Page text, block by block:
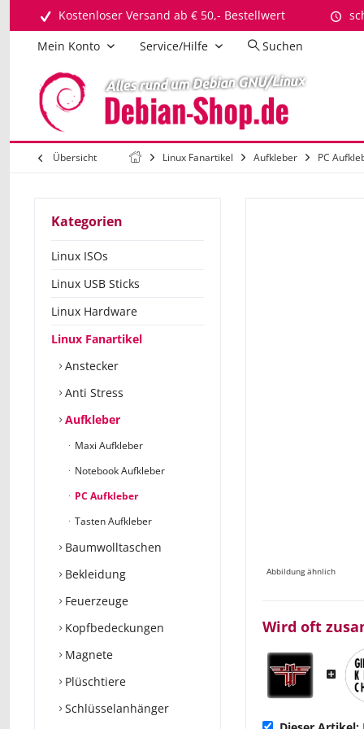
Kostenloser Versand ab € 50,- Bestellwert
Mein Konto
Service/Hilfe Suchen
Übersicht Linux Fanartikel Aufkleber PC
Kategorien
Linux ISOs
Linux USB Sticks
Linux Hardware
Linux Fanartikel
Anstecker
Anti Stress
Aufkleber
Maxi Aufkleber
Notebook Aufkleber
PC Aufkleber
Tasten Aufkleber
Baumwolltaschen
Bekleidung
Feuerzeuge
Kopfbedeckungen
Magnete
Plüschtiere
Schlüsselanhänger
Abbildung ähnlich
Wird oft